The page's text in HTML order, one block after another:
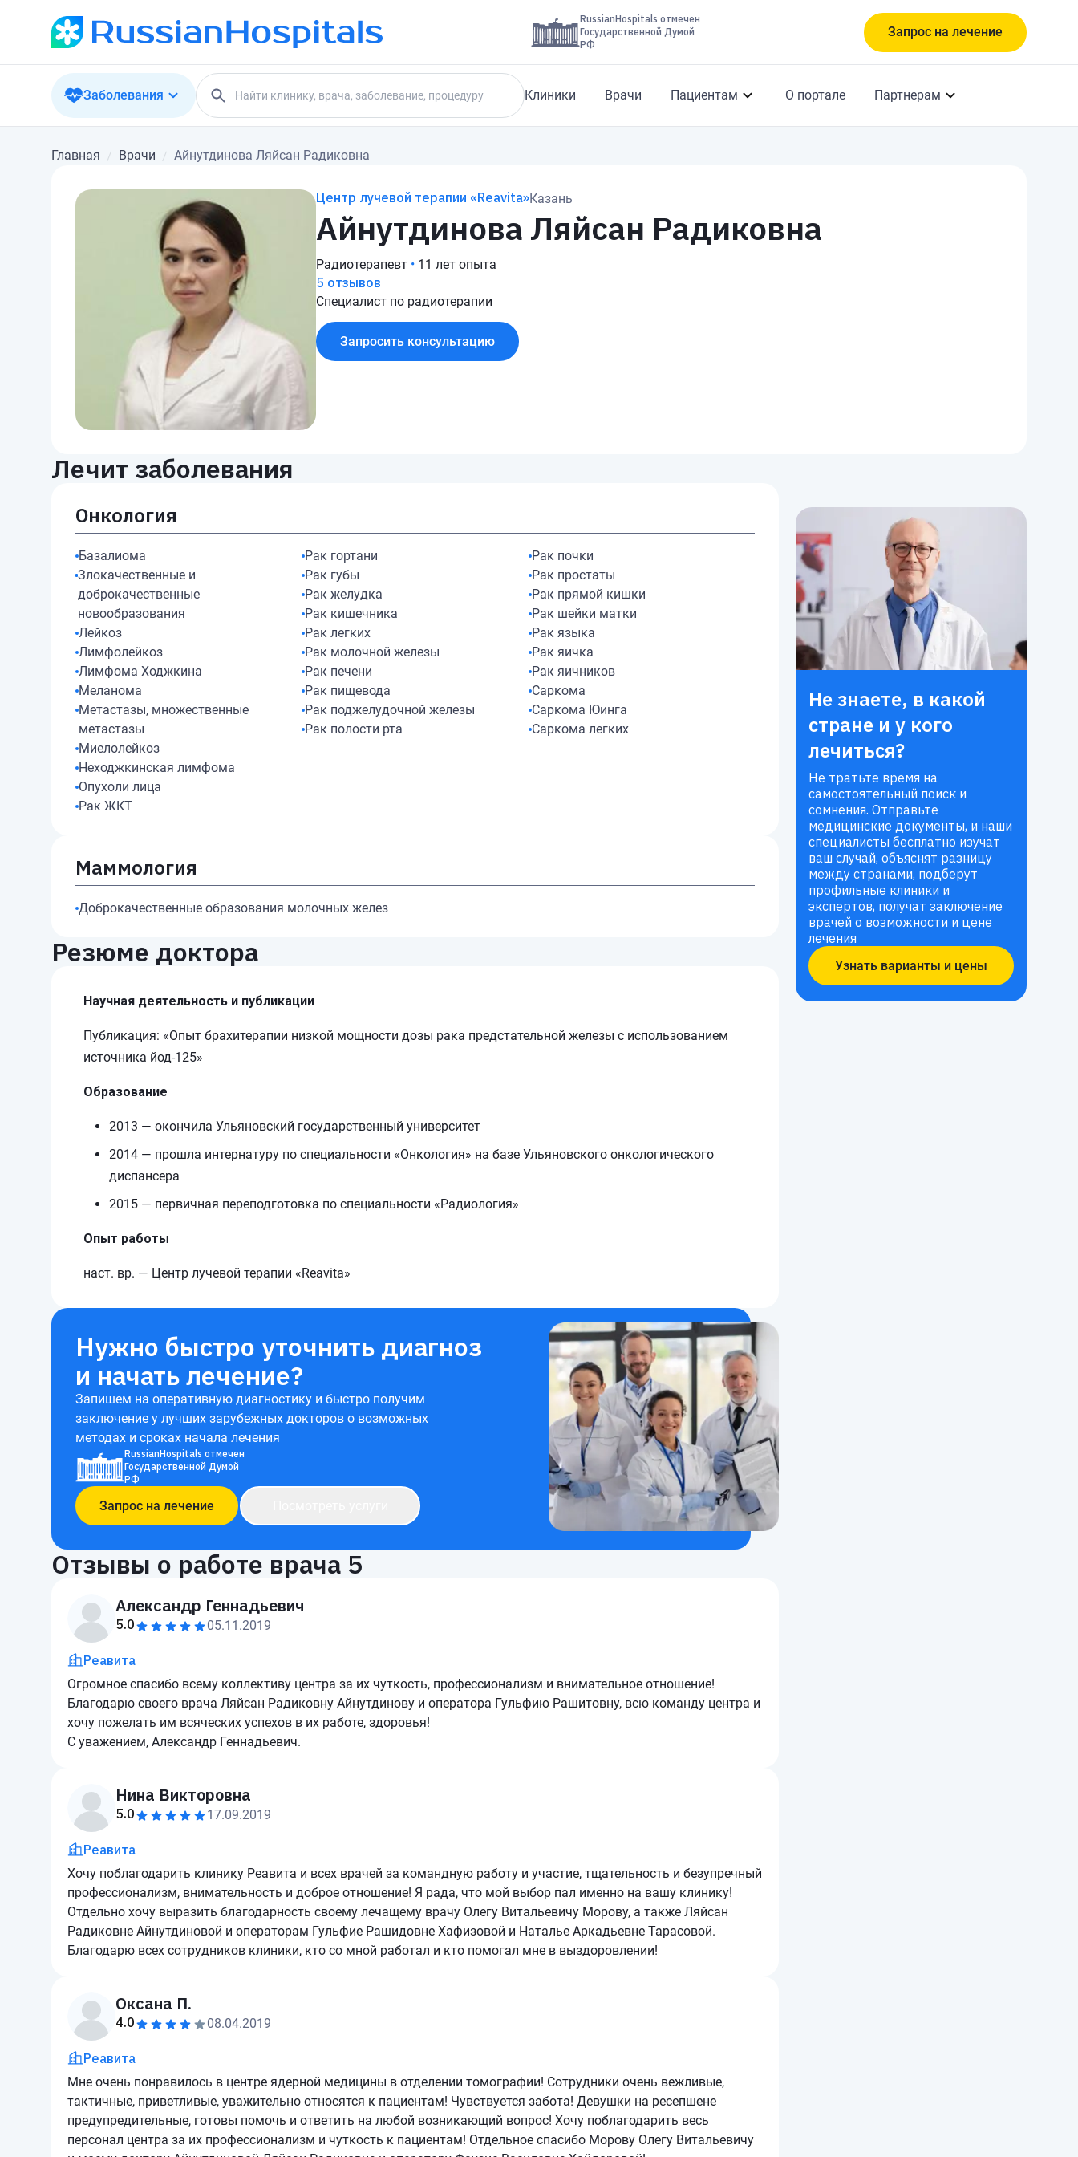
RussianHospitals отмечен
Государственной Думой
РФ
Запрос на лечение
Заболевания Клиники Врачи Пациентам О портале Партнерам
Главная Врачи Айнутдинова Ляйсан Радиковна
Центр лучевой терапии «Reavita»Казань
Айнутдинова Ляйсан Радиковна
Радиотерапевт • 11 лет опыта
5 отзывов
Специалист по радиотерапии
Запросить консультацию
Лечит заболевания
Онкология
Базалиома
Злокачественные и
доброкачественные
новообразования
Лейкоз
Лимфолейкоз
Лимфома Ходжкина
Меланома
Метастазы, множественные
метастазы
Миелолейкоз
Неходжкинская лимфома
Опухоли лица
Рак ЖКТ
Рак гортани
Рак губы
Рак желудка
Рак кишечника
Рак легких
Рак молочной железы
Рак печени
Рак пищевода
Рак поджелудочной железы
Рак полости рта
Рак почки
Рак простаты
Рак прямой кишки
Рак шейки матки
Рак языка
Рак яичка
Рак яичников
Саркома
Саркома Юинга
Саркома легких
Маммология
Доброкачественные образования молочных желез
Резюме доктора
Научная деятельность и публикации
Публикация: «Опыт брахитерапии низкой мощности дозы рака предстательной железы с использованием
источника йод-125»
Образование
2013 — окончила Ульяновский государственный университет
2014 — прошла интернатуру по специальности «Онкология» на базе Ульяновского онкологического
диспансера
2015 — первичная переподготовка по специальности «Радиология»
Опыт работы
наст. вр. — Центр лучевой терапии «Reavita»
Нужно быстро уточнить диагноз
и начать лечение?
Запишем на оперативную диагностику и быстро получим
заключение у лучших зарубежных докторов о возможных
методах и сроках начала лечения
RussianHospitals отмечен
Государственной Думой
РФ
Запрос на лечение
Отзывы о работе врача 5
Александр Геннадьевич
5.0 05.11.2019
Реавита
Огромное спасибо всему коллективу центра за их чуткость, профессионализм и внимательное отношение!
Благодарю своего врача Ляйсан Радиковну Айнутдинову и оператора Гульфию Рашитовну, всю команду центра и
хочу пожелать им всяческих успехов в их работе, здоровья!
С уважением, Александр Геннадьевич.
Нина Викторовна
5.0 17.09.2019
Реавита
Хочу поблагодарить клинику Реавита и всех врачей за командную работу и участие, тщательность и безупречный
профессионализм, внимательность и доброе отношение! Я рада, что мой выбор пал именно на вашу клинику!
Отдельно хочу выразить благодарность своему лечащему врачу Олегу Витальевичу Морову, а также Ляйсан
Радиковне Айнутдиновой и операторам Гульфие Рашидовне Хафизовой и Наталье Аркадьевне Тарасовой.
Благодарю всех сотрудников клиники, кто со мной работал и кто помогал мне в выздоровлении!
Оксана П.
4.0 08.04.2019
Реавита
Мне очень понравилось в центре ядерной медицины в отделении томографии! Сотрудники очень вежливые,
тактичные, приветливые, уважительно относятся к пациентам! Чувствуется забота! Девушки на ресепшене
предупредительные, готовы помочь и ответить на любой возникающий вопрос! Хочу поблагодарить весь
персонал центра за их профессионализм и чуткость к пациентам! Отдельное спасибо Морову Олегу Витальевичу
Не знаете, в какой
стране и у кого
лечиться?
Не тратьте время на
самостоятельный поиск и
сомнения. Отправьте
медицинские документы, и наши
специалисты бесплатно изучат
ваш случай, объяснят разницу
между странами, подберут
профильные клиники и
экспертов, получат заключение
врачей о возможности и цене
лечения
Узнать варианты и цены